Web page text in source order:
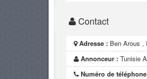
Contact
Adresse : Ben Arous ,
Annonceur : Tunisie
Numéro de